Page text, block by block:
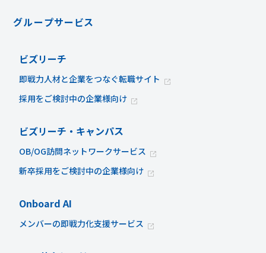
グループサービス
ビズリーチ
即戦力人材と企業をつなぐ転職サイト
採用をご検討中の企業様向け
ビズリーチ・キャンパス
OB/OG訪問ネットワークサービス
新卒採用をご検討中の企業様向け
Onboard AI
メンバーの即戦力化支援サービス